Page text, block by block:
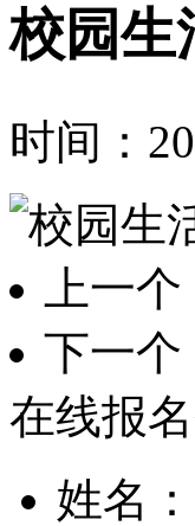
校园生
时间：
上一个
下一个
在线报
姓名：